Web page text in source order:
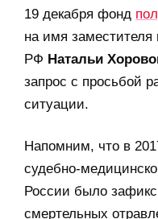
19 декабря фонд
на имя заместителя
РФ Натальи
запрос с просьбой
ситуации.
Напомним, что в
судебно-
России было
смертельных